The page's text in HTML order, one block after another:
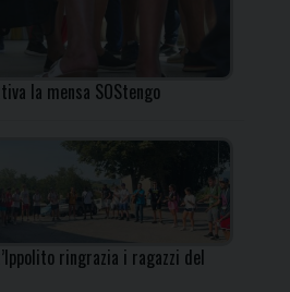
la mensa SOStengo
ringrazia i ragazzi del